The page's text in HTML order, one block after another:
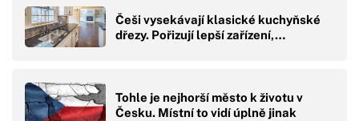
Češi vysekávají klasické kuchyňské
dřezy. Pořizují lepší zařízení,…
Tohle je nejhorší město k životu v
Česku. Místní to vidí úplně jinak